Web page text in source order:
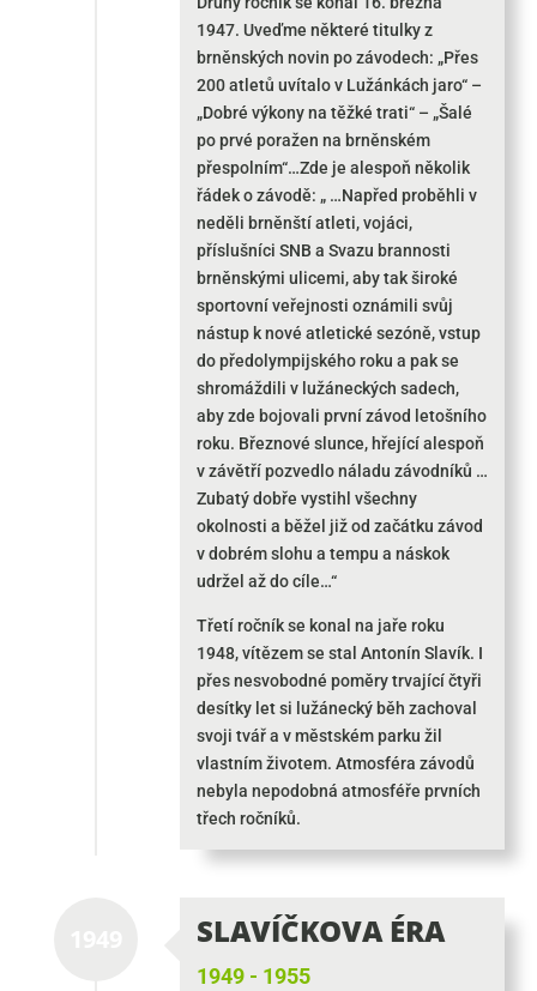
1947. Uveďme některé titulky z
brněnských novin po závodech: „Přes
200 atletů uvítalo v Lužánkách jaro“ –
„Dobré výkony na těžké trati“ – „Šalé
po prvé poražen na brněnském
přespolním“…Zde je alespoň několik
řádek o závodě: „ …Napřed proběhli v
neděli brněnští atleti, vojáci,
příslušníci SNB a Svazu brannosti
brněnskými ulicemi, aby tak široké
sportovní veřejnosti oznámili svůj
nástup k nové atletické sezóně, vstup
do předolympijského roku a pak se
shromáždili v lužáneckých sadech,
aby zde bojovali první závod letošního
roku. Březnové slunce, hřející alespoň
v závětří pozvedlo náladu závodníků …
Zubatý dobře vystihl všechny
okolnosti a běžel již od začátku závod
v dobrém slohu a tempu a náskok
udržel až do cíle…“
Třetí ročník se konal na jaře roku
1948, vítězem se stal Antonín Slavík. I
přes nesvobodné poměry trvající čtyři
desítky let si lužánecký běh zachoval
svoji tvář a v městském parku žil
vlastním životem. Atmosféra závodů
nebyla nepodobná atmosféře prvních
třech ročníků.
SLAVÍČKOVA ÉRA
1949 - 1955